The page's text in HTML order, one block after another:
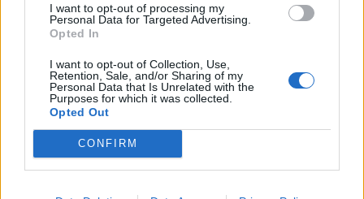
I want to opt-out of processing my
Personal Data for Targeted Advertising.
Opted In
I want to opt-out of Collection, Use,
Retention, Sale, and/or Sharing of my
Personal Data that Is Unrelated with the
Purposes for which it was collected.
Opted Out
CONFIRM
Novo Bugatti Destrier mostra que o W16
ainda não acabou
VIRGILIO MACHADO 06/08/2026